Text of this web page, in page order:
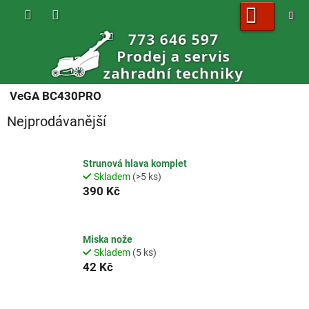
NÁKUPNÍ
VeGA BC430PRO
Nejprodávanější
Strunová hlava komplet
Skladem (>5 ks)
390 Kč
Miska nože
Skladem (5 ks)
42 Kč